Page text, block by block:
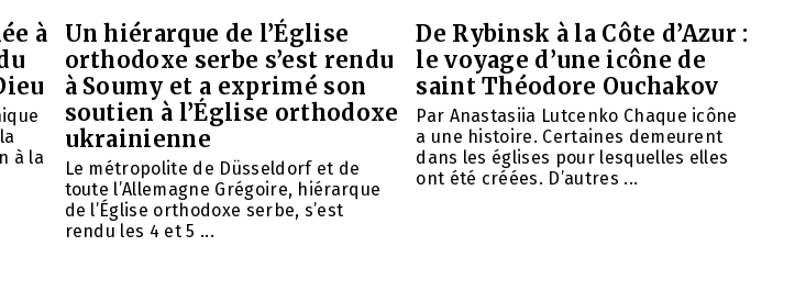
à
à la
Un hiérarque de l’Église
orthodoxe serbe s’est rendu
à Soumy et a exprimé son
soutien à l’Église orthodoxe
ukrainienne
Le métropolite de Düsseldorf et de
toute l’Allemagne Grégoire, hiérarque
de l’Église orthodoxe serbe, s’est
rendu les 4 et 5 ...
De Rybinsk à la Côte d’Azur :
le voyage d’une icône de
saint Théodore Ouchakov
Par Anastasiia Lutcenko Chaque icône
a une histoire. Certaines demeurent
dans les églises pour lesquelles elles
ont été créées. D’autres ...